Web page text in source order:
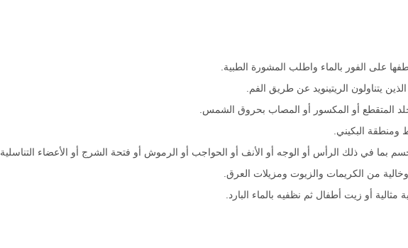
على الفور بالماء واطلب المشورة الطبية.
يتناولون الريتينويد عن طريق الفم.
المتقطع أو المكسور أو المصاب بحروق الشمس.
ومنطقة البكيني.
بما في ذلك الرأس أو الوجه أو الأنف أو الحواجب أو الرموش أو فتحة الشرج أو الأعضاء التناسلية.
من الكريمات والزيوت ومزيلات العرق.
أو زيت أطفال ثم نظفيه بالماء البارد.